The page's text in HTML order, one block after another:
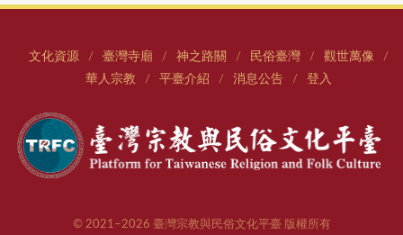
文化資源 / 臺灣寺廟 / 神之路關 / 民俗臺灣 / 觀世萬像 /
華人宗教 / 平臺介紹 / 消息公告 / 登入
© 2021–2026 臺灣宗教與民俗文化平臺 版權所有